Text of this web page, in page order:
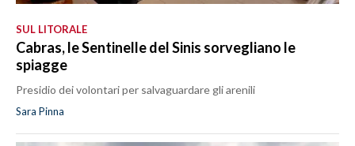
SUL LITORALE
Cabras, le Sentinelle del Sinis sorvegliano le
spiagge
Presidio dei volontari per salvaguardare gli arenili
Sara Pinna